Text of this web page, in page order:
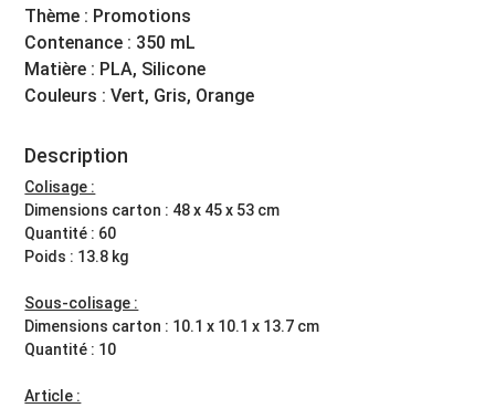
Thème : Promotions
Contenance : 350 mL
Matière : PLA, Silicone
Couleurs : Vert, Gris, Orange
Description
Colisage :
Dimensions carton : 48 x 45 x 53 cm
Quantité : 60
Poids : 13.8 kg
Sous-colisage :
Dimensions carton : 10.1 x 10.1 x 13.7 cm
Quantité : 10
Article :